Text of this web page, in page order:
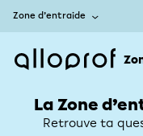
Zone d’entraide
La Zone
Retrouve ta